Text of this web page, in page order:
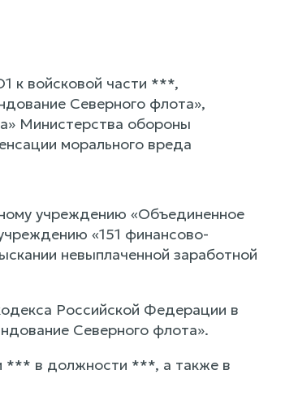
к войсковой части ***,
Северного флота»,
Министерства обороны
морального вреда
учреждению «Объединенное
«151 финансово-
невыплаченной заработной
Российской Федерации в
Северного флота».
*** в должности ***, а также в